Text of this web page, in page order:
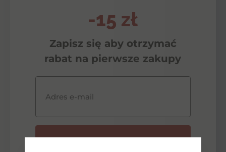
-15 zł
Zapisz się aby otrzymać
rabat na pierwsze zakupy
Adres e-mail
Zapisz się